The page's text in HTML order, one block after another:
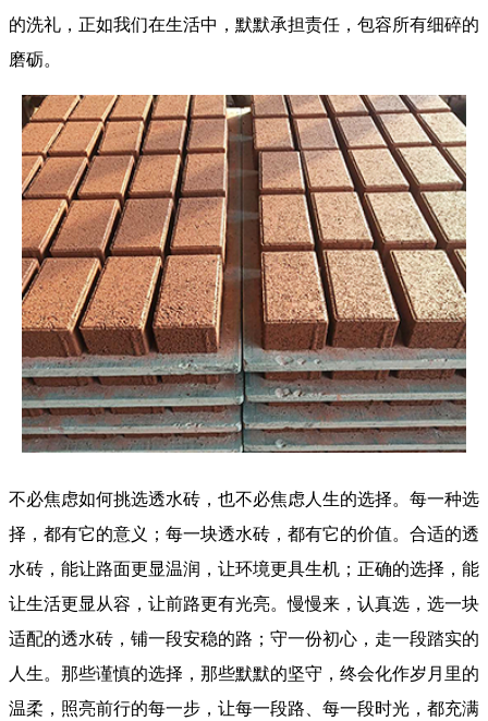
的洗礼，正如我们在生活中，默默承担责任，包容所有细碎的
磨砺。
不必焦虑如何挑选透水砖 ，也不必焦虑人生的选择。每一种选
择，都有它的意义；每一块透水砖，都有它的价值。合适的透
水砖，能让路面更显温润，让环境更具生机；正确的选择，能
让生活更显从容，让前路更有光亮。慢慢来，认真选，选一块
适配的透水砖，铺一段安稳的路；守一份初心，走一段踏实的
人生。那些谨慎的选择，那些默默的坚守，终会化作岁月里的
温柔，照亮前行的每一步，让每一段路、每一段时光，都充满